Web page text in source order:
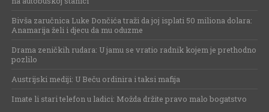
Bivša zaručnica Luke Dončića traži da joj isplati 50 miliona dolara:
Anamarija želi i djecu da mu oduzme
Drama zeničkih rudara: U jamu se vratio radnik kojem je prethodno
pozlilo
Austrijski mediji: U Beču ordinira i taksi mafija
Imate li stari telefon u ladici: Možda držite pravo malo bogatstvo